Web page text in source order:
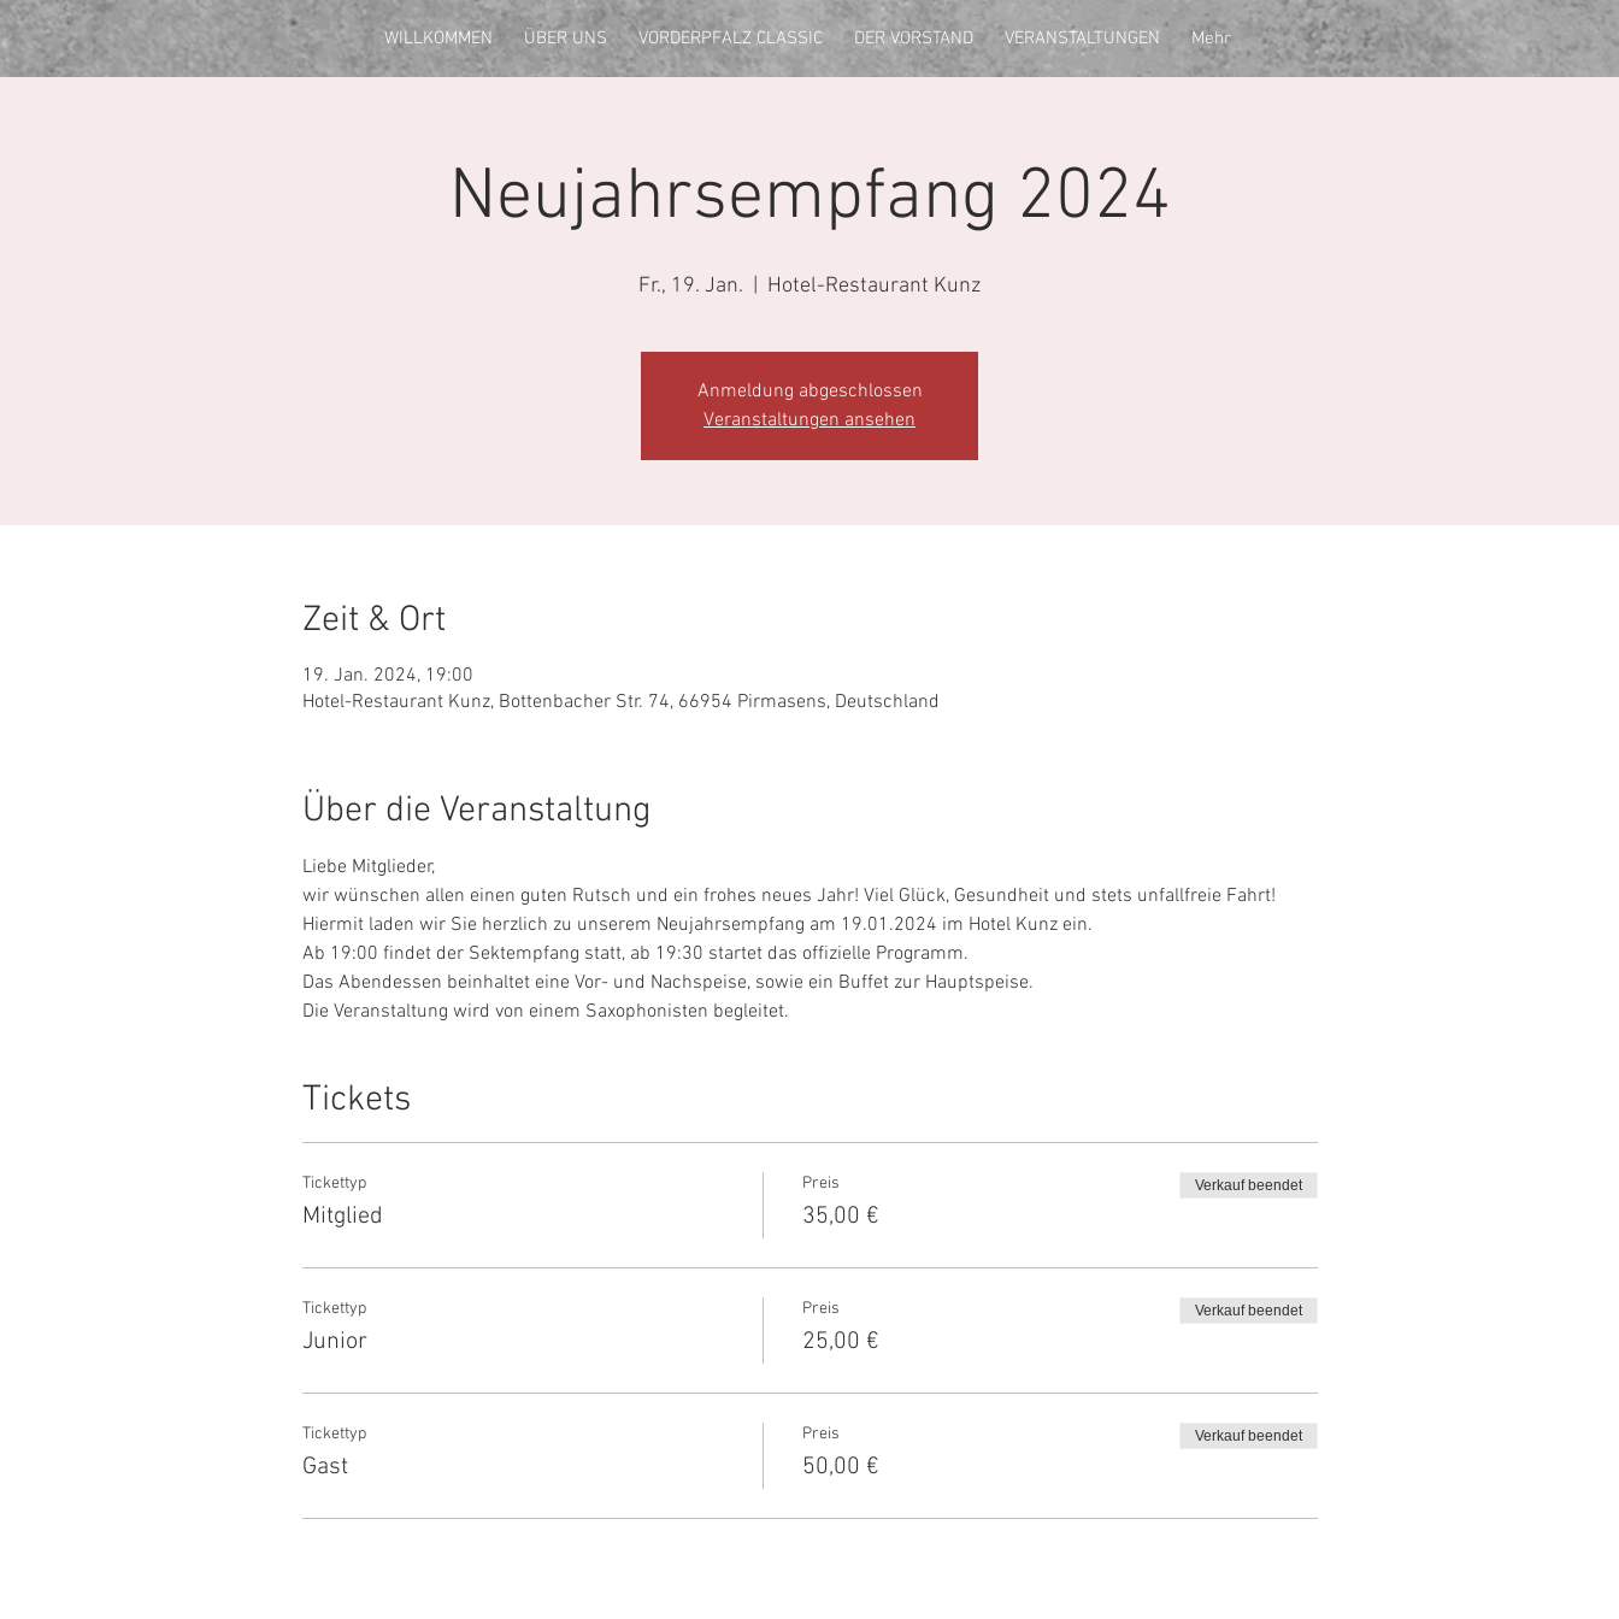
WILLKOMMEN ÜBER UNS VORDERPFALZ CLASSIC DER VORSTAND VERANSTALTUNGEN Mehr
Neujahrsempfang 2024
Fr., 19. Jan. Hotel-Restaurant Kunz
Anmeldung abgeschlossen
Veranstaltungen ansehen
Zeit & Ort
19. Jan. 2024, 19:00
Hotel-Restaurant Kunz, Bottenbacher Str. 74, 66954 Pirmasens, Deutschland
Über die Veranstaltung
Liebe Mitglieder,
wir wünschen allen einen guten Rutsch und ein frohes neues Jahr! Viel Glück, Gesundheit und stets unfallfreie Fahrt!
Hiermit laden wir Sie herzlich zu unserem Neujahrsempfang am 19.01.2024 im Hotel Kunz ein.
Ab 19:00 findet der Sektempfang statt, ab 19:30 startet das offizielle Programm.
Das Abendessen beinhaltet eine Vor- und Nachspeise, sowie ein Buffet zur Hauptspeise.
Die Veranstaltung wird von einem Saxophonisten begleitet.
Tickets
Tickettyp
Mitglied
Preis
35,00 €
Verkauf beendet
Tickettyp
Junior
Preis
25,00 €
Verkauf beendet
Tickettyp
Gast
Preis
50,00 €
Verkauf beendet